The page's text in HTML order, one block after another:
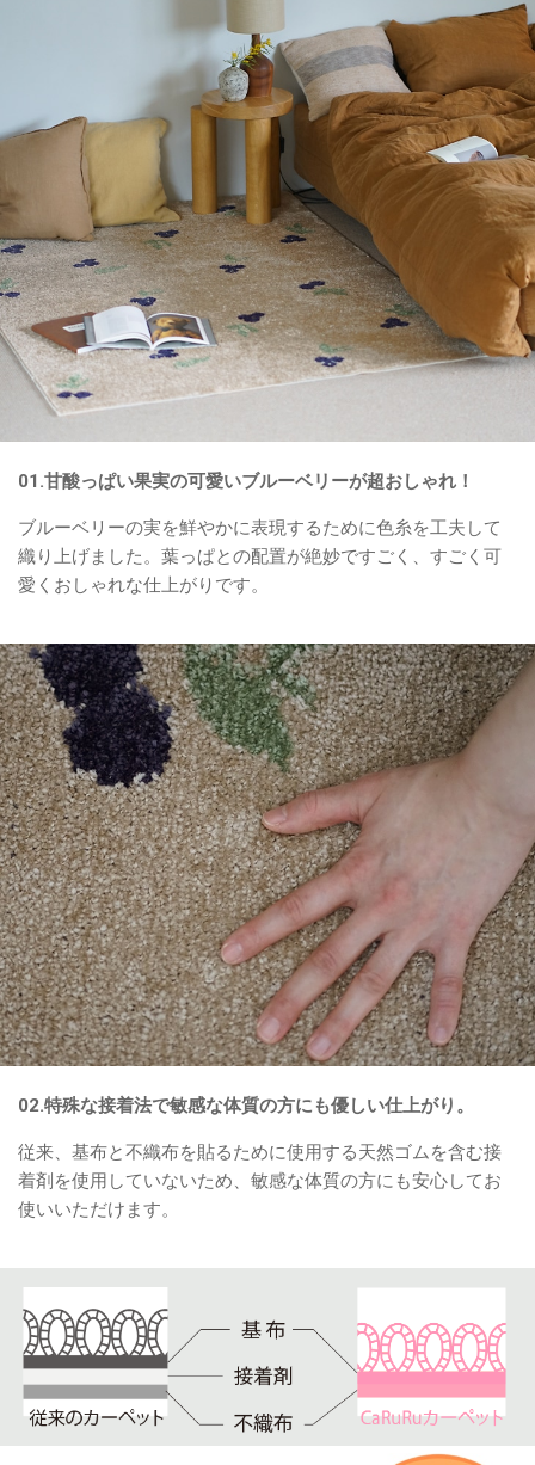
01.甘酸っぱい果実の可愛いブルーベリーが超おしゃれ！
ブルーベリーの実を鮮やかに表現するために色糸を工夫して
織り上げました。葉っぱとの配置が絶妙ですごく、すごく可
愛くおしゃれな仕上がりです。
02.特殊な接着法で敏感な体質の方にも優しい仕上がり。
従来、基布と不織布を貼るために使用する天然ゴムを含む接
着剤を使用していないため、敏感な体質の方にも安心してお
使いいただけます。